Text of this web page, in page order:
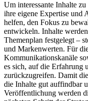
Um interessante Inhalte
ihre eigene Expertise und
helfen, den Fokus zu
entwickeln. Inhalte
Themenplan festgelegt –
und Markenwerten. Für
Kommunikationskanäle
es sich, auf die Erfahrung
zurückzugreifen. Damit
die Inhalte gut auffindbar
Veröffentlichung werden